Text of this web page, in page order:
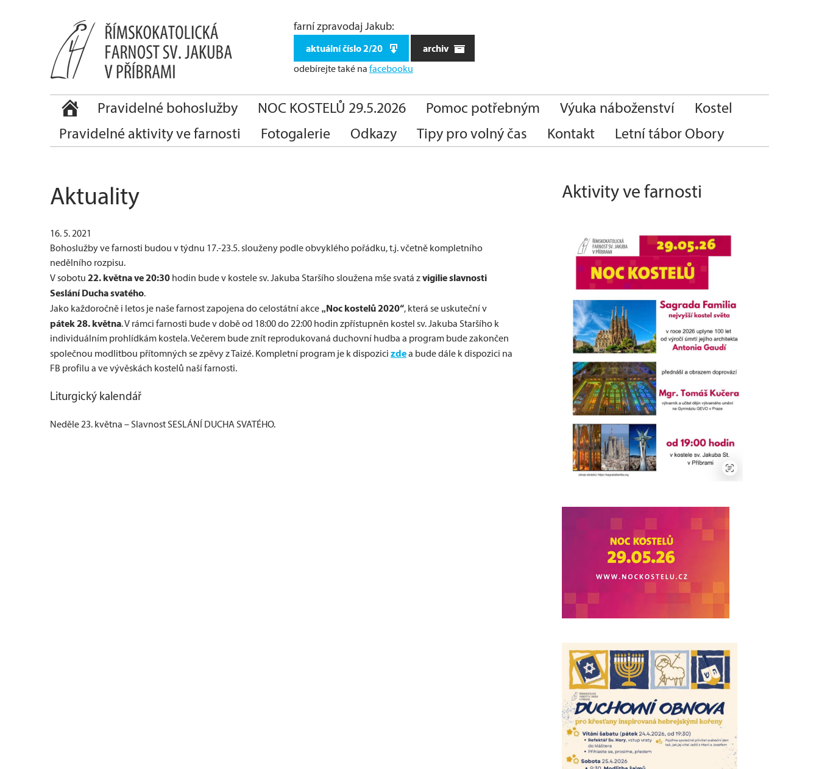
farní zpravodaj Jakub:
aktuální číslo 2/20 archiv
odebírejte také na facebooku
Pravidelné bohoslužby NOC KOSTELŮ 29.5.2026 Pomoc potřebným Výuka náboženství
Kostel
Pravidelné aktivity ve farnosti
Fotogalerie Odkazy Tipy pro volný čas Kontakt Letní tábor Obory
Aktuality
16. 5. 2021
Bohoslužby ve farnosti budou v týdnu 17.-23.5. slouženy podle obvyklého pořádku, t.j. včetně kompletního
nedělního rozpisu.
V sobotu 22. května ve 20:30 hodin bude v kostele sv. Jakuba Staršího sloužena mše svatá zvigilie slavnosti
Seslání Ducha svatého.
Jako každoročně i letos je naše farnost zapojena do celostátní akce „Noc kostelů 2020“, která se uskuteční v
pátek 28. května. V rámci farnosti bude v době od 18:00 do 22:00 hodin zpřístupněn kostel sv. Jakuba Staršího k
individuálním prohlídkám kostela. Večerem bude znít reprodukovaná duchovní hudba a program bude zakončen
společnou modlitbou přítomných se zpěvy z Taizé. Kompletní program je k dispozici zdea bude dále k dispozici na
FB profilu a ve vývěskách kostelů naší farnosti.
Liturgický kalendář
Neděle 23. května – Slavnost SESLÁNÍ DUCHA SVATÉHO.
Aktivity ve farnosti